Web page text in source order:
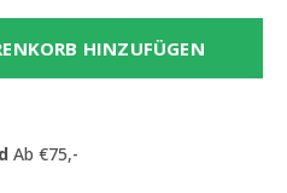
HINZUFÜGEN
Ab €75,-